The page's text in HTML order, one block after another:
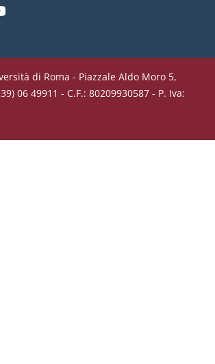
di Roma - Piazzale Aldo Moro 5,
06 49911 - C.F.: 80209930587 - P. Iva: